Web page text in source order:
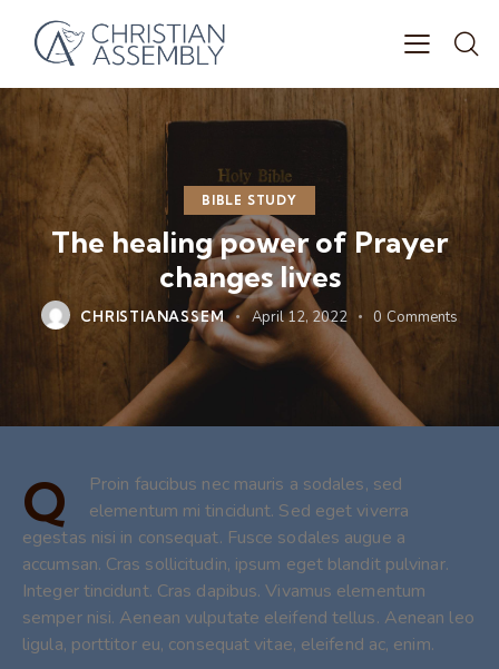
BIBLE STUDY
The healing power of Prayer
changes lives
CHRISTIANASSEM April 12, 2022 0 Comments
Q
Proin faucibus nec mauris a sodales, sed
elementum mi tincidunt. Sed eget viverra
egestas nisi in consequat. Fusce sodales augue a
accumsan. Cras sollicitudin, ipsum eget blandit pulvinar.
Integer tincidunt. Cras dapibus. Vivamus elementum
semper nisi. Aenean vulputate eleifend tellus. Aenean leo
ligula, porttitor eu, consequat vitae, eleifend ac, enim.